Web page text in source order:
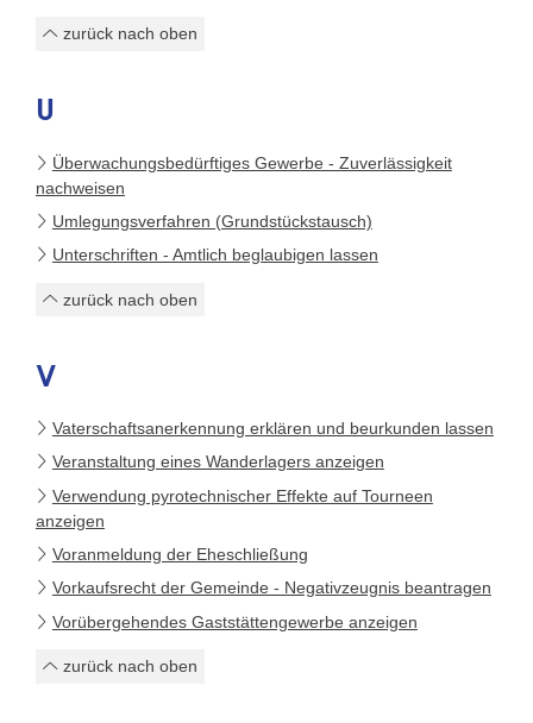
zurück nach oben
U
Überwachungsbedürftiges Gewerbe - Zuverlässigkeit
nachweisen
Umlegungsverfahren (Grundstückstausch)
Unterschriften - Amtlich beglaubigen lassen
zurück nach oben
V
Vaterschaftsanerkennung erklären und beurkunden lassen
Veranstaltung eines Wanderlagers anzeigen
Verwendung pyrotechnischer Effekte auf Tourneen
anzeigen
Voranmeldung der Eheschließung
Vorkaufsrecht der Gemeinde - Negativzeugnis beantragen
Vorübergehendes Gaststättengewerbe anzeigen
zurück nach oben